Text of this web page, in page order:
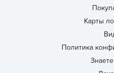
Карты
Политика